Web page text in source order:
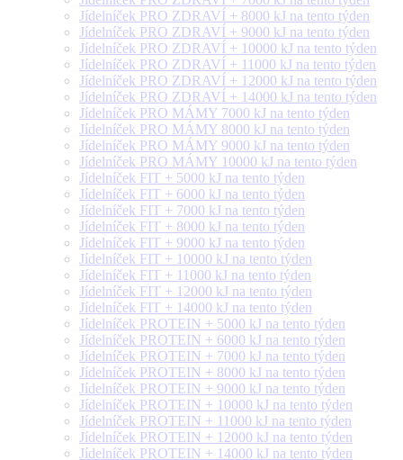
Jídelníček PRO ZDRAVÍ + 8000 kJ na tento týden
Jídelníček PRO ZDRAVÍ + 9000 kJ na tento týden
Jídelníček PRO ZDRAVÍ + 10000 kJ na tento týden
Jídelníček PRO ZDRAVÍ + 11000 kJ na tento týden
Jídelníček PRO ZDRAVÍ + 12000 kJ na tento týden
Jídelníček PRO ZDRAVÍ + 14000 kJ na tento týden
Jídelníček PRO MÁMY 7000 kJ na tento týden
Jídelníček PRO MÁMY 8000 kJ na tento týden
Jídelníček PRO MÁMY 9000 kJ na tento týden
Jídelníček PRO MÁMY 10000 kJ na tento týden
Jídelníček FIT + 5000 kJ na tento týden
Jídelníček FIT + 6000 kJ na tento týden
Jídelníček FIT + 7000 kJ na tento týden
Jídelníček FIT + 8000 kJ na tento týden
Jídelníček FIT + 9000 kJ na tento týden
Jídelníček FIT + 10000 kJ na tento týden
Jídelníček FIT + 11000 kJ na tento týden
Jídelníček FIT + 12000 kJ na tento týden
Jídelníček FIT + 14000 kJ na tento týden
Jídelníček PROTEIN + 5000 kJ na tento týden
Jídelníček PROTEIN + 6000 kJ na tento týden
Jídelníček PROTEIN + 7000 kJ na tento týden
Jídelníček PROTEIN + 8000 kJ na tento týden
Jídelníček PROTEIN + 9000 kJ na tento týden
Jídelníček PROTEIN + 10000 kJ na tento týden
Jídelníček PROTEIN + 11000 kJ na tento týden
Jídelníček PROTEIN + 12000 kJ na tento týden
Jídelníček PROTEIN + 14000 kJ na tento týden